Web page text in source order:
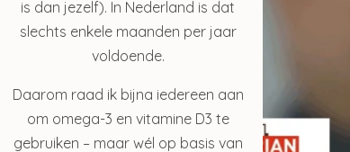
is dan jezelf). In Nederland is dat
slechts enkele maanden per jaar
voldoende.
Daarom raad ik bijna iedereen aan
om omega-3 en vitamine D3 te
gebruiken – maar wél op basis van